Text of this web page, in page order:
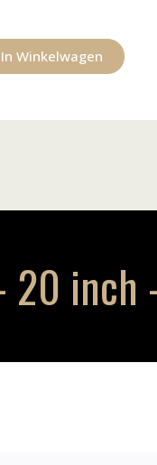
In Winkelwagen
20